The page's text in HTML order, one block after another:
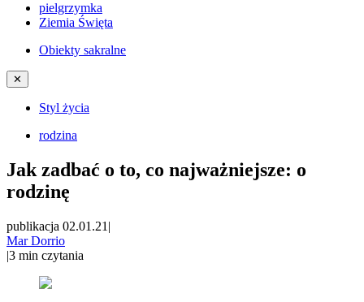
pielgrzymka
Ziemia Święta
Obiekty sakralne
✕
Styl życia
rodzina
Jak zadbać o to, co najważniejsze: o
rodzinę
publikacja 02.01.21 |
Mar Dorrio
|3 min czytania